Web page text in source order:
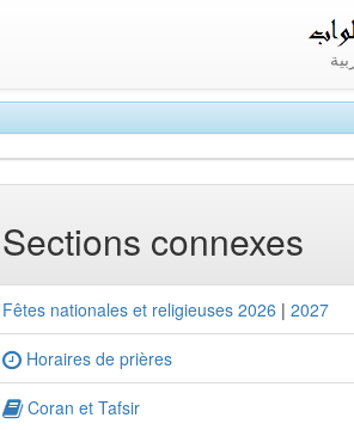
Sections connexes
Fêtes nationales et religieuses 2026 | 2027
Horaires de prières
Coran et Tafsir